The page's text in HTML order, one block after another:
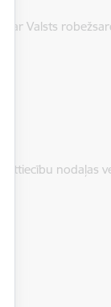
ar Valsts
nodaļas